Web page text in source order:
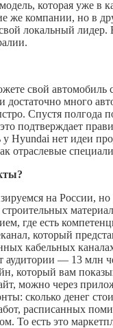
которая уже в
же компании, но в
локальный
свой автомобиль
достаточно много
Спустя полгода
подтверждает
Hyundai нет идеи
отраслевые
на России,
где есть
который
кабельных
аудитории — 13 млн
который вам
можно через
сколько денег
расписанных
То есть это